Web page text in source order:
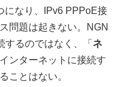
になり、IPv6 PPPoE接
問題は起きない。NGN
るのではなく、「 ネ
ンターネットに接続す
ことはない。